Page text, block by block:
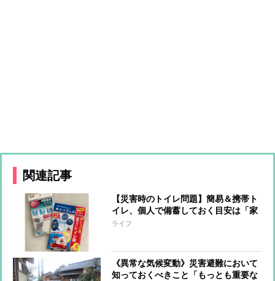
関連記事
【災害時のトイレ問題】簡易＆携帯ト
イレ、個人で備蓄しておく目安は「家
族の人数×35個」
ライフ
《異常な気候変動》災害避難において
知っておくべきこと「もっとも重要な